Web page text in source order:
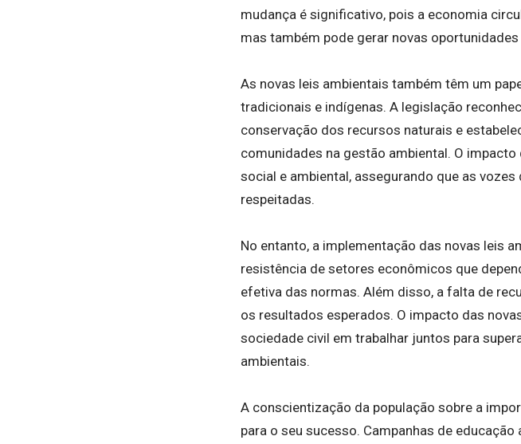
mudança é significativo, pois a economia
mas também pode gerar novas
As novas leis ambientais também têm um
tradicionais e indígenas. A legislação
conservação dos recursos naturais e
comunidades na gestão ambiental. O
social e ambiental, assegurando que as
respeitadas.
No entanto, a implementação das novas leis
resistência de setores econômicos que
efetiva das normas. Além disso, a falta de
os resultados esperados. O impacto das
sociedade civil em trabalhar juntos para
ambientais.
A conscientização da população sobre a
para o seu sucesso. Campanhas de